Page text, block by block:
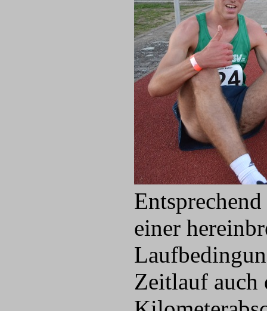
einer
Zeitlauf auch